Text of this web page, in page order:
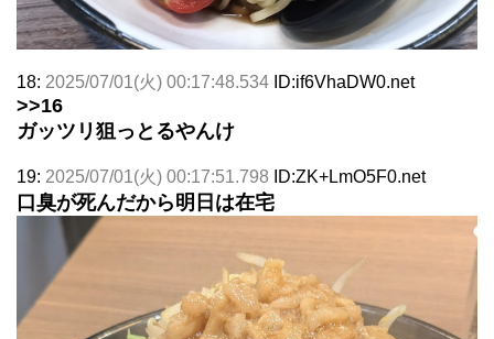
18: 2025/07/01(火) 00:17:48.534 ID:if6VhaDW0.net
>>16
ガッツリ狙っとるやんけ
19: 2025/07/01(火) 00:17:51.798 ID:ZK+LmO5F0.net
口臭が死んだから明日は在宅